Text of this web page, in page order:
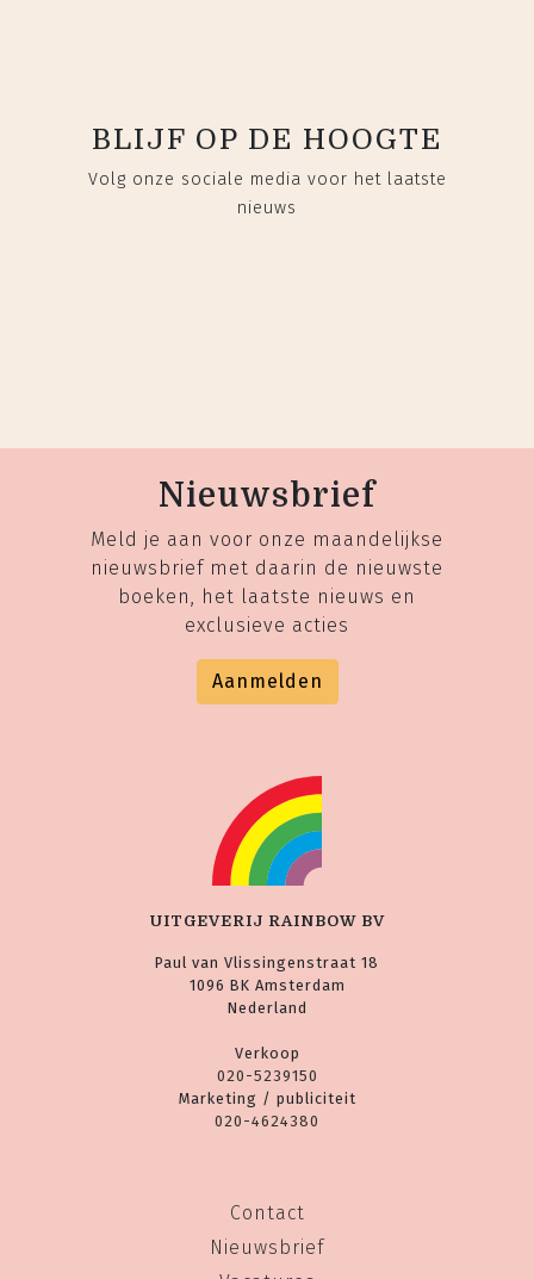
BLIJF OP DE HOOGTE
Volg onze sociale media voor het laatste
nieuws
Nieuwsbrief
Meld je aan voor onze maandelijkse
nieuwsbrief met daarin de nieuwste
boeken, het laatste nieuws en
exclusieve acties
Aanmelden
UITGEVERIJ RAINBOW BV
Paul van Vlissingenstraat 18
1096 BK Amsterdam
Nederland
Verkoop
020-5239150
Marketing / publiciteit
020-4624380
Contact
Nieuwsbrief